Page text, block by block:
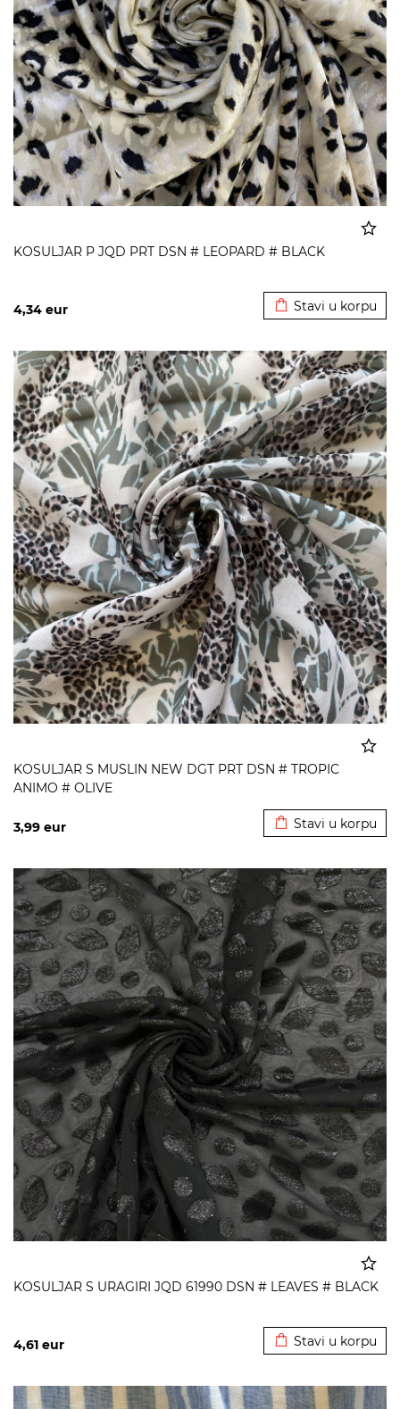
KOSULJAR P JQD PRT DSN # LEOPARD # BLACK
4,34 eur Stavi u korpu
KOSULJAR S MUSLIN NEW DGT PRT DSN # TROPIC
ANIMO # OLIVE
3,99 eur Stavi u korpu
KOSULJAR S URAGIRI JQD 61990 DSN # LEAVES # BLACK
4,61 eur Stavi u korpu